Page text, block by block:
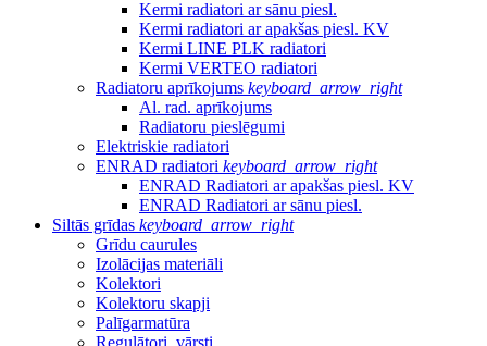
Kermi radiatori ar sānu piesl.
Kermi radiatori ar apakšas piesl. KV
Kermi LINE PLK radiatori
Kermi VERTEO radiatori
Radiatoru aprīkojums keyboard_arrow_right
Al. rad. aprīkojums
Radiatoru pieslēgumi
Elektriskie radiatori
ENRAD radiatori keyboard_arrow_right
ENRAD Radiatori ar apakšas piesl. KV
ENRAD Radiatori ar sānu piesl.
Siltās grīdas keyboard_arrow_right
Grīdu caurules
Izolācijas materiāli
Kolektori
Kolektoru skapji
Palīgarmatūra
Regulātori, vārsti